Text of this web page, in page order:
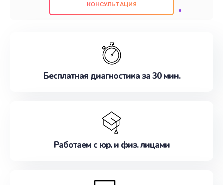
проведенных работ. Наша цель - предоставить
наилучшим образом. Не медлите записаться на
КОНСУЛЬТАЦИЯ
Бесплатная диагностика за 30 мин.
Работаем с юр. и физ. лицами